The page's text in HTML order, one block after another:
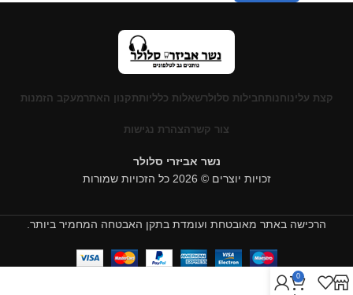
קצת עלינוחנותחבילות סלולרשאלות כלליותתקנון האתרמעקב הזמנות
צור קשרהצהרת נגישות
נשר אביזרי סלולר
זכויות יוצרים © 2026 כל הזכויות שמורות
הרכישה באתר מאובטחת ועומדת בתקן האבטחה המחמיר ביותר.
0